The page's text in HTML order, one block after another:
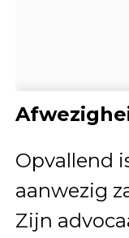
Opvallend
aanwezig
Zijn